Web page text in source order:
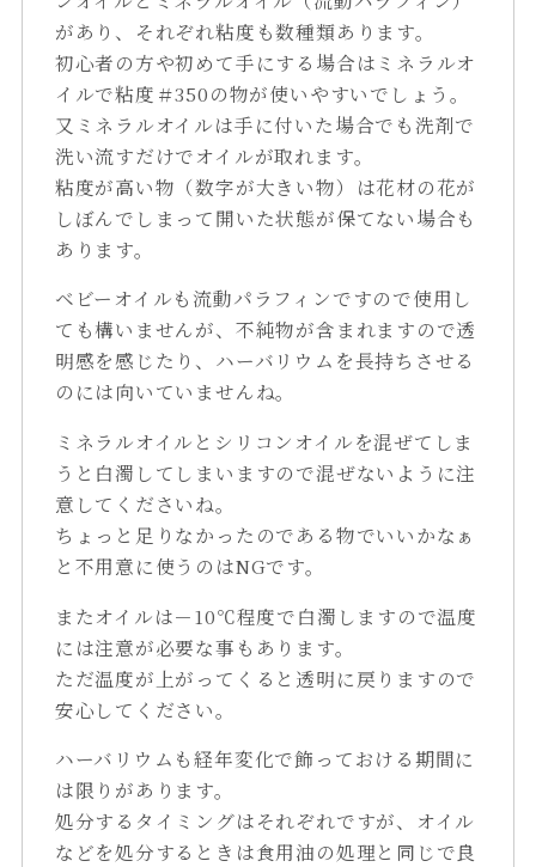
があり、それぞれ粘度も数種類あります。
初心者の方や初めて手にする場合はミネラルオ
イルで粘度＃350の物が使いやすいでしょう。
又ミネラルオイルは手に付いた場合でも洗剤で
洗い流すだけでオイルが取れます。
粘度が高い物（数字が大きい物）は花材の花が
しぼんでしまって開いた状態が保てない場合も
あります。
ベビーオイルも流動パラフィンですので使用し
ても構いませんが、不純物が含まれますので透
明感を感じたり、ハーバリウムを長持ちさせる
のには向いていませんね。
ミネラルオイルとシリコンオイルを混ぜてしま
うと白濁してしまいますので混ぜないように注
意してくださいね。
ちょっと足りなかったのである物でいいかなぁ
と不用意に使うのはNGです。
またオイルは－10℃程度で白濁しますので温度
には注意が必要な事もあります。
ただ温度が上がってくると透明に戻りますので
安心してください。
ハーバリウムも経年変化で飾っておける期間に
は限りがあります。
処分するタイミングはそれぞれですが、オイル
などを処分するときは食用油の処理と同じで良